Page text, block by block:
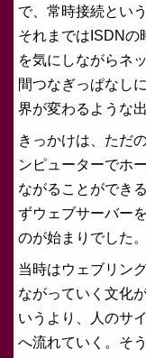
で、常時接続とい
それまではISDNの
を気にしながらネ
間つなぎっぱなし
界が変わるような
きっかけは、ただ
ンピューターでホ
ながることができ
ずウェブサーバー
のが始まりでした。
当時はウェブリン
ながっていく文化
いうより、人のサ
へ流れていく。そ